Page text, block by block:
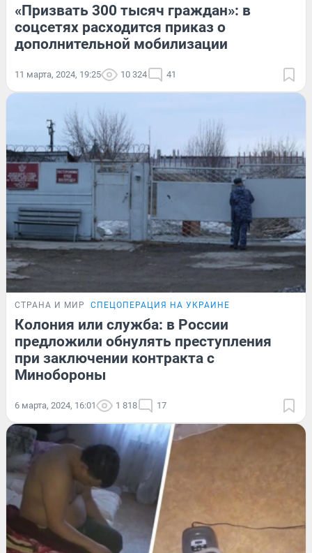
«Призвать 300 тысяч граждан»: в
соцсетях расходится приказ о
дополнительной мобилизации
11 марта, 2024, 19:25 10 324 41
СТРАНА И МИР СПЕЦОПЕРАЦИЯ НА УКРАИНЕ
Колония или служба: в России
предложили обнулять преступления
при заключении контракта с
Минобороны
6 марта, 2024, 16:01 1 818 17